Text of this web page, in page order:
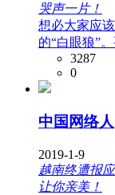
哭声一片！
想必大家应
的“白眼狼”
3287
0
中国网络人
2019-1-9
越南终遭报
让你亲美！